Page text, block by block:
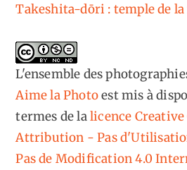
Takeshita-dōri : temple de la
L'ensemble des
Aime la Photoest mis à
termes de lalicence
Attribution - Pas
Pas de Modification 4.0